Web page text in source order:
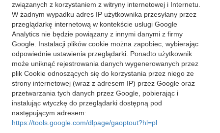
związanych z korzystaniem z witryny internetowej i Internetu.
W żadnym wypadku adres IP użytkownika przesyłany przez
przeglądarkę internetową w kontekście usługi Google
Analytics nie będzie powiązany z innymi danymi z firmy
Google. Instalacji plików cookie można zapobiec, wybierając
odpowiednie ustawienia przeglądarki. Ponadto użytkownik
może uniknąć rejestrowania danych wygenerowanych przez
plik Cookie odnoszących się do korzystania przez niego ze
strony internetowej (wraz z adresem IP) przez Google oraz
przetwarzania tych danych przez Google, pobierając i
instalując wtyczkę do przeglądarki dostępną pod
następującym adresem:
https://tools.google.com/dlpage/gaoptout?hl=pl